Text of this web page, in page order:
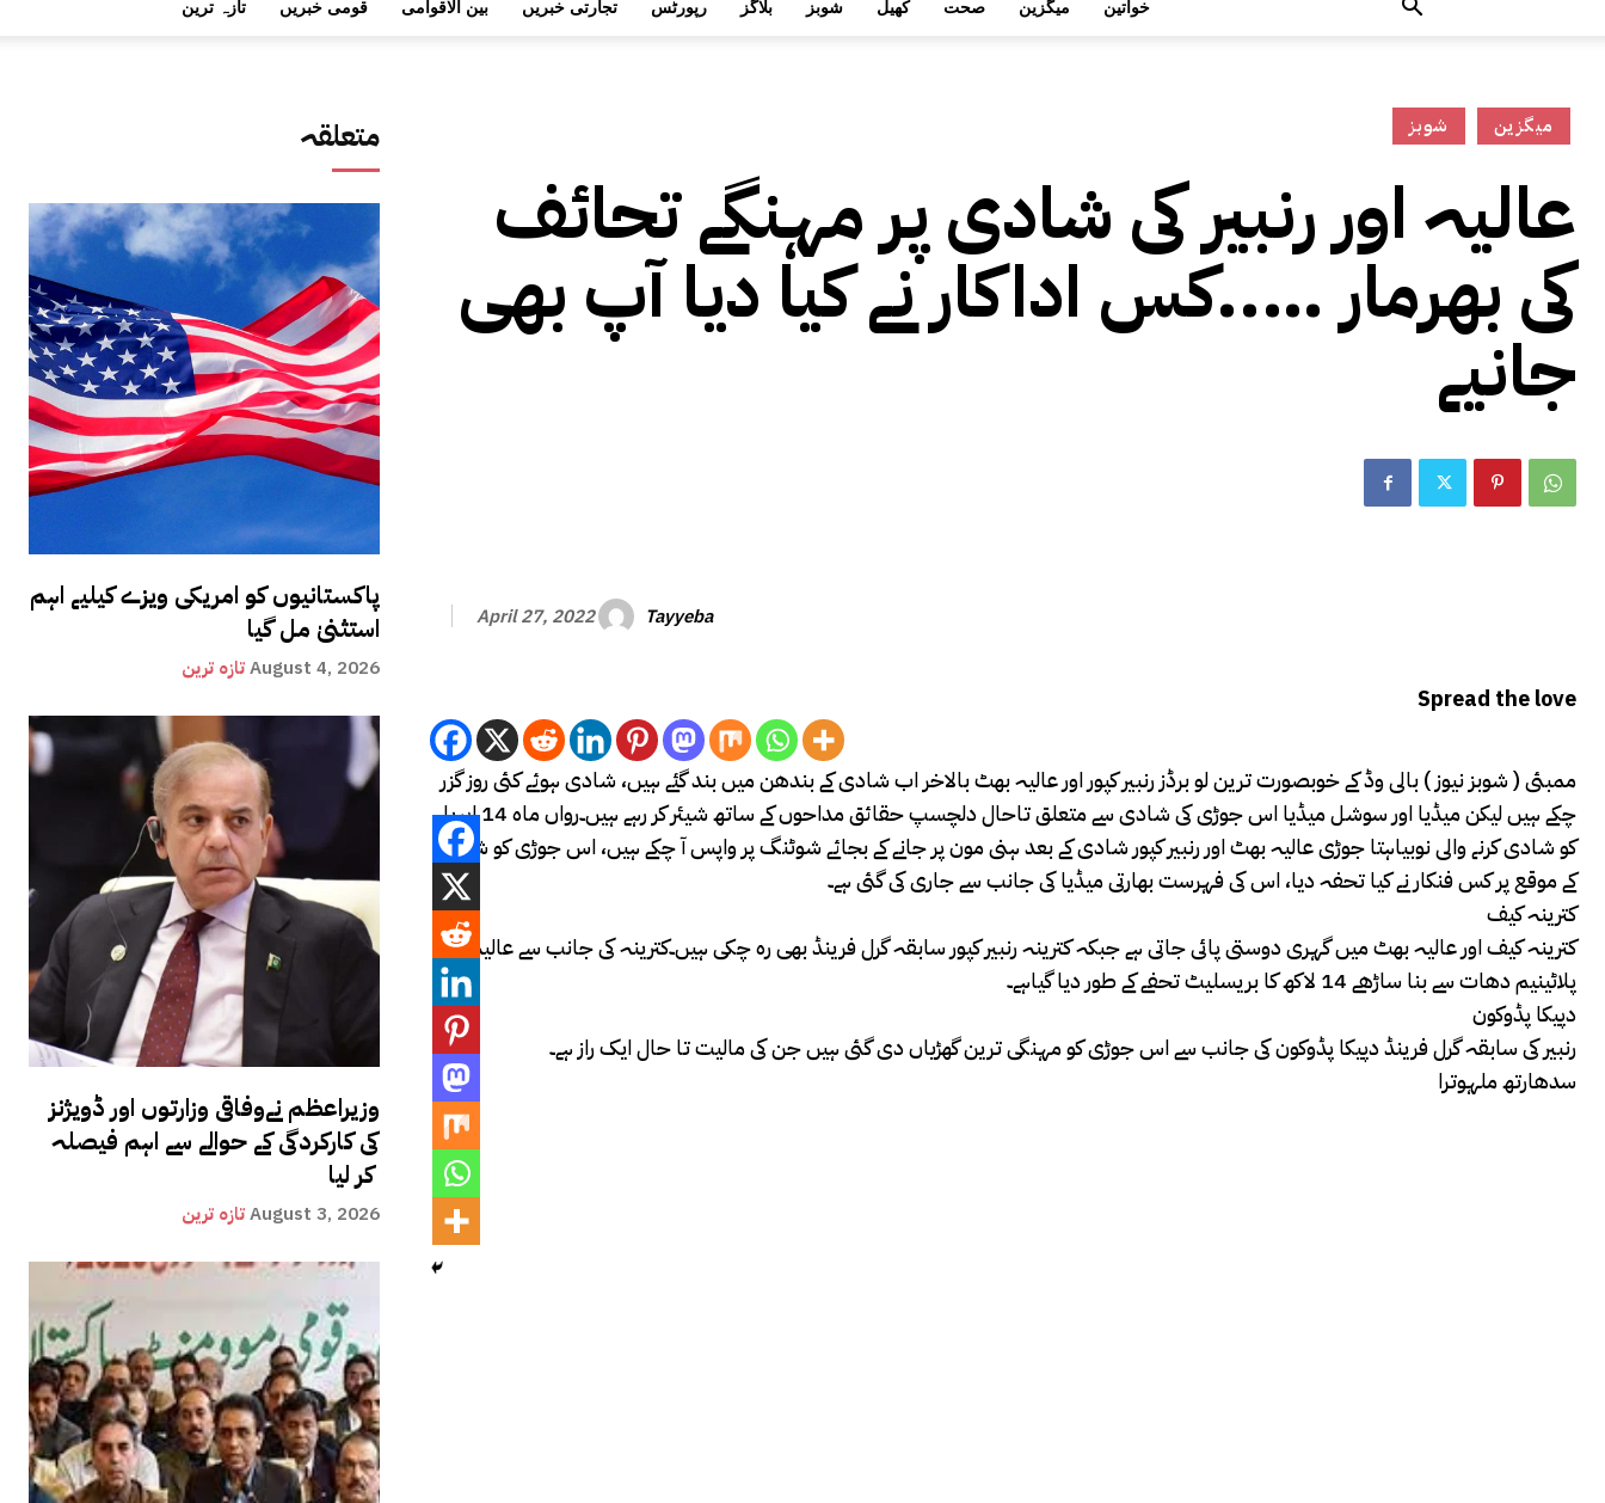
تازہ ترین قومی خبریں بین الاقوامی تجارتی خبریں رپورٹس بلاگز شوبز کھیل صحت میگزین خواتین
متعلقہ
پاکستانیوں کو امریکی ویزے کیلیے اہم
استثنیٰ مل گیا
تازہ ترینAugust 4, 2026
وزیراعظم نےوفاقی وزارتوں اور ڈویژنز
کی کارکردگی کے حوالے سے اہم فیصلہ
کر لیا
تازہ ترینAugust 3, 2026
شوبز میگزین
عالیہ اور رنبیر کی شادی پر مہنگے تحائف
کی بھرمار …..کس اداکار نے کیا دیا آپ بھی
جانیے
April 27, 2022 Tayyeba
Spread the love
ممبئی ( شوبز نیوز ) بالی وڈ کے خوبصورت ترین لو برڈز رنبیر کپور اور عالیہ بھٹ بالاخر اب شادی کے بندھن میں بند گئے ہیں‌، شادی ہوئے کئی روز گزر
چکے ہیں لیکن میڈیا اور سوشل میڈیا اس جوڑی کی شادی سے متعلق تاحال دلچسپ حقائق مداحوں کے ساتھ شیئر کر رہے ہیں۔رواں ماہ 14 اپریل
کو شادی کرنے والی نوبیاہتا جوڑی عالیہ بھٹ اور رنبیر کپور شادی کے بعد ہنی مون پر جانے کے بجائے شوٹنگ پر واپس آ چکے ہیں، اس جوڑی کو شادی
کے موقع پر کس فنکار نے کیا تحفہ دیا، اس کی فہرست بھارتی میڈیا کی جانب سے جاری کی گئی ہے۔
کترینہ کیف
کترینہ کیف اور عالیہ بھٹ میں گہری دوستی پائی جاتی ہے جبکہ کترینہ رنبیر کپور سابقہ گرل فرینڈ بھی رہ چکی ہیں۔کترینہ کی جانب سے عالیہ کو
پلاٹینیم دھات سے بنا ساڑھے 14 لاکھ کا بریسلیٹ تحفے کے طور دیا گیاہے۔
دپیکا پڈوکون
رنبیر کی سابقہ گرل فرینڈ دپیکا پڈوکون کی جانب سے اس جوڑی کو مہنگی ترین گھڑیاں دی گئی ہیں جن کی مالیت تا حال ایک راز ہے۔
سدھارتھ ملہوترا